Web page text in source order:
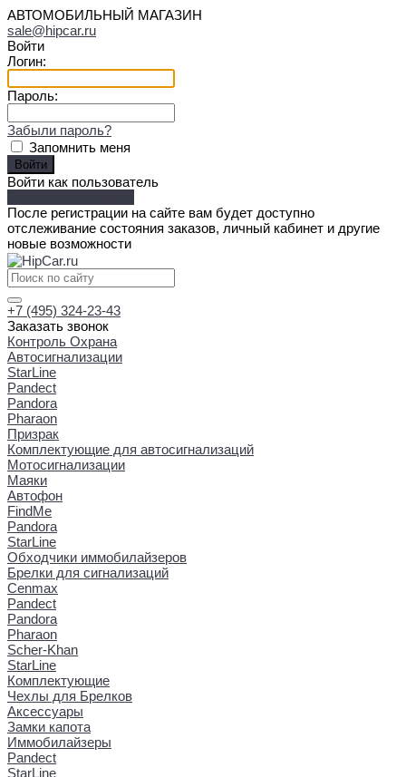
АВТОМОБИЛЬНЫЙ МАГАЗИН
sale@hipcar.ru
Войти
Логин:
Пароль:
Забыли пароль?
Запомнить меня
Войти как пользователь
После регистрации на сайте вам будет доступно
отслеживание состояния заказов, личный кабинет и другие
новые возможности
+7 (495) 324-23-43
Заказать звонок
Контроль Охрана
Автосигнализации
StarLine
Pandect
Pandora
Pharaon
Призрак
Комплектующие для автосигнализаций
Мотосигнализации
Маяки
Автофон
FindMe
Pandora
StarLine
Обходчики иммобилайзеров
Брелки для сигнализаций
Cenmax
Pandect
Pandora
Pharaon
Scher-Khan
StarLine
Комплектующие
Чехлы для Брелков
Аксессуары
Замки капота
Иммобилайзеры
Pandect
StarLine